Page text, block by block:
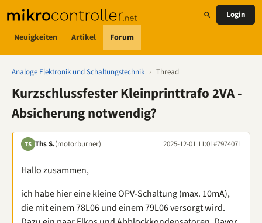
Neuigkeiten Artikel Forum
Login
Analoge Elektronik und Schaltungstechnik › Thread
Kurzschlussfester Kleinprinttrafo 2VA -
Absicherung notwendig?
TS Ths S.(motorburner) 2025-12-01 11:01#7974071
Hallo zusammen,
ich habe hier eine kleine OPV-Schaltung (max. 10mA),
die mit einem 78L06 und einem 79L06 versorgt wird.